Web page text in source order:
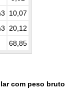
10,07
20,12
68,85
com peso bruto